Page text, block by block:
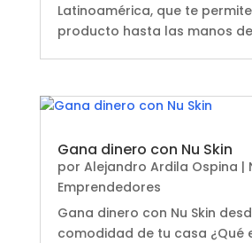
Latinoamérica, que te
producto hasta las manos de
Gana dinero con Nu Skin
por Alejandro Ardila Ospina |
Emprendedores
Gana dinero con Nu Skin
comodidad de tu casa ¿Qué